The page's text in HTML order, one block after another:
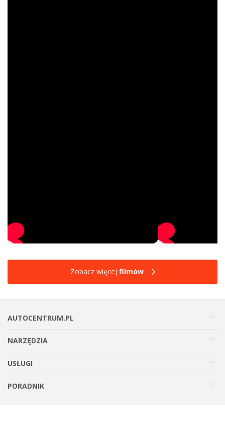
Zobacz więcej filmów
AUTOCENTRUM.PL
NARZĘDZIA
USŁUGI
PORADNIK